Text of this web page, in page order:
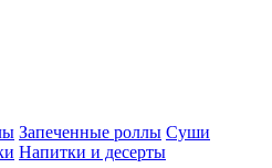
Запеченные роллы Суши
Напитки и десерты